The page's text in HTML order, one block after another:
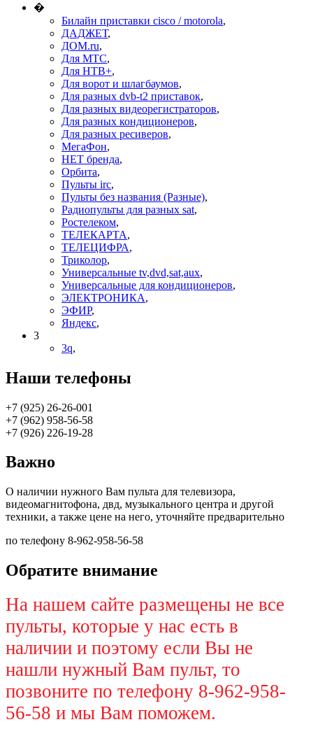
�
Билайн приставки cisco / motorola,
ДАДЖЕТ,
ДОМ.ru,
Для МТС,
Для НТВ+,
Для ворот и шлагбаумов,
Для разных dvb-t2 приставок,
Для разных видеорегистраторов,
Для разных кондиционеров,
Для разных ресиверов,
МегаФон,
НЕТ бренда,
Орбита,
Пульты irc,
Пульты без названия (Разные),
Радиопульты для разных sat,
Ростелеком,
ТЕЛЕКАРТА,
ТЕЛЕЦИФРА,
Триколор,
Универсальные tv,dvd,sat,aux,
Универсальные для кондиционеров,
ЭЛЕКТРОНИКА,
ЭФИР,
Яндекс,
3
3q,
Наши телефоны
+7 (925) 26-26-001
+7 (962) 958-56-58
+7 (926) 226-19-28
Важно
О наличии нужного Вам пульта для телевизора,
видеомагнитофона, двд, музыкального центра и другой
техники, а также цене на него, уточняйте предварительно
по телефону 8-962-958-56-58
Обратите внимание
На нашем сайте размещены не все
пульты, которые у нас есть в
наличии и поэтому если Вы не
нашли нужный Вам пульт, то
позвоните по телефону 8-962-958-
56-58 и мы Вам поможем.